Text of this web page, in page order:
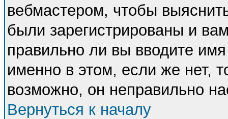
вебмастером, чтобы
были зарегистрированы и
правильно ли вы вводите
именно в этом, если же нет,
возможно, он неправильно
Вернуться к началу